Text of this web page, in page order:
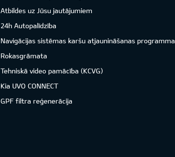
Atbildes uz Jūsu jautājumiem
24h Autopalīdzība
Navigācijas sistēmas karšu atjaunināšanas programma
Rokasgrāmata
Tehniskā video pamācība (KCVG)
Kia UVO CONNECT
GPF filtra reģenerācija